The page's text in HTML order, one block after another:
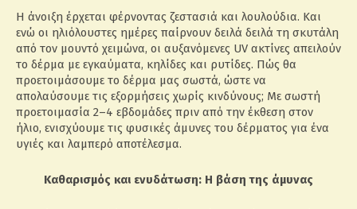
Η άνοιξη έρχεται φέρνοντας ζεστασιά και λουλούδια. Και
ενώ οι ηλιόλουστες ημέρες παίρνουν δειλά δειλά τη σκυτάλη
από τον μουντό χειμώνα, οι αυξανόμενες UV ακτίνες απειλούν
το δέρμα με εγκαύματα, κηλίδες και ρυτίδες. Πώς θα
προετοιμάσουμε το δέρμα μας σωστά, ώστε να
απολαύσουμε τις εξορμήσεις χωρίς κινδύνους; Με σωστή
προετοιμασία 2–4 εβδομάδες πριν από την έκθεση στον
ήλιο, ενισχύουμε τις φυσικές άμυνες του δέρματος για ένα
υγιές και λαμπερό αποτέλεσμα.
Καθαρισμός και ενυδάτωση: Η βάση της άμυνας